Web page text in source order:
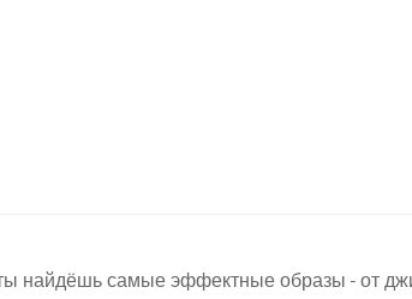
найдёшь самые эффектные образы - от